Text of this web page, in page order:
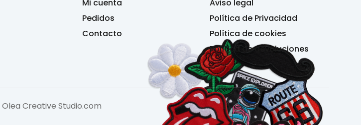
Mi cuenta
Pedidos
Contacto
Aviso legal
Política de Privacidad
Política de cookies
Política de devoluciones
Olea Creative Studio.com